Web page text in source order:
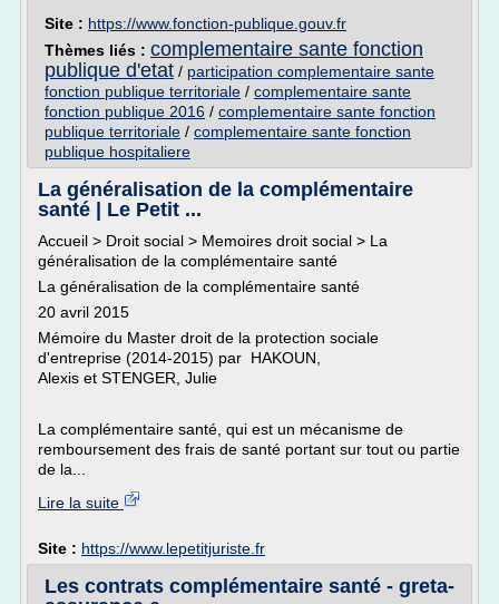
Site : https://www.fonction-publique.gouv.fr
Thèmes liés : complementaire sante fonction
publique d'etat / participation complementaire sante
fonction publique territoriale / complementaire sante
fonction publique 2016 / complementaire sante fonction
publique territoriale / complementaire sante fonction
publique hospitaliere
La généralisation de la complémentaire
santé | Le Petit ...
Accueil > Droit social > Memoires droit social > La
généralisation de la complémentaire santé
La généralisation de la complémentaire santé
20 avril 2015
Mémoire du Master droit de la protection sociale
d'entreprise (2014-2015) par HAKOUN,
Alexis et STENGER, Julie
La complémentaire santé, qui est un mécanisme de
remboursement des frais de santé portant sur tout ou partie
de la...
Lire la suite
Site : https://www.lepetitjuriste.fr
Les contrats complémentaire santé - greta-